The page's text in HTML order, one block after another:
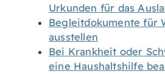
Urkunden für das
Begleitdokumente für
ausstellen
Bei Krankheit oder
eine Haushaltshilfe